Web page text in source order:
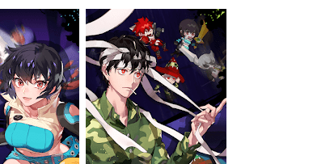
you gave even after you've agreed to the above.
App Permissions> Agree or deny permission
may be refundable depending on the type of item.
T1
T3